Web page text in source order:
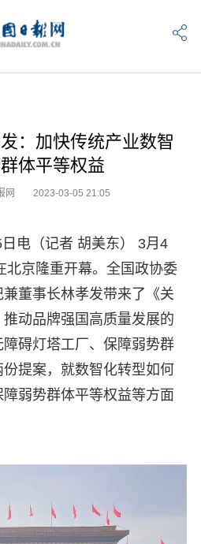
：加快传统产业数智
体平等权益
网 2023-03-05 21:05
电（记者 胡美东） 3月4
北京隆重开幕。全国政协委
董事长林孝发带来了《关
动品牌强国高质量发展的
碍灯塔工厂、保障弱势群
提案，就数智化转型如何
弱势群体平等权益等方面